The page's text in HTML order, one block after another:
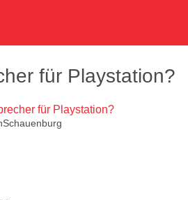
für Playstation?
für Playstation?